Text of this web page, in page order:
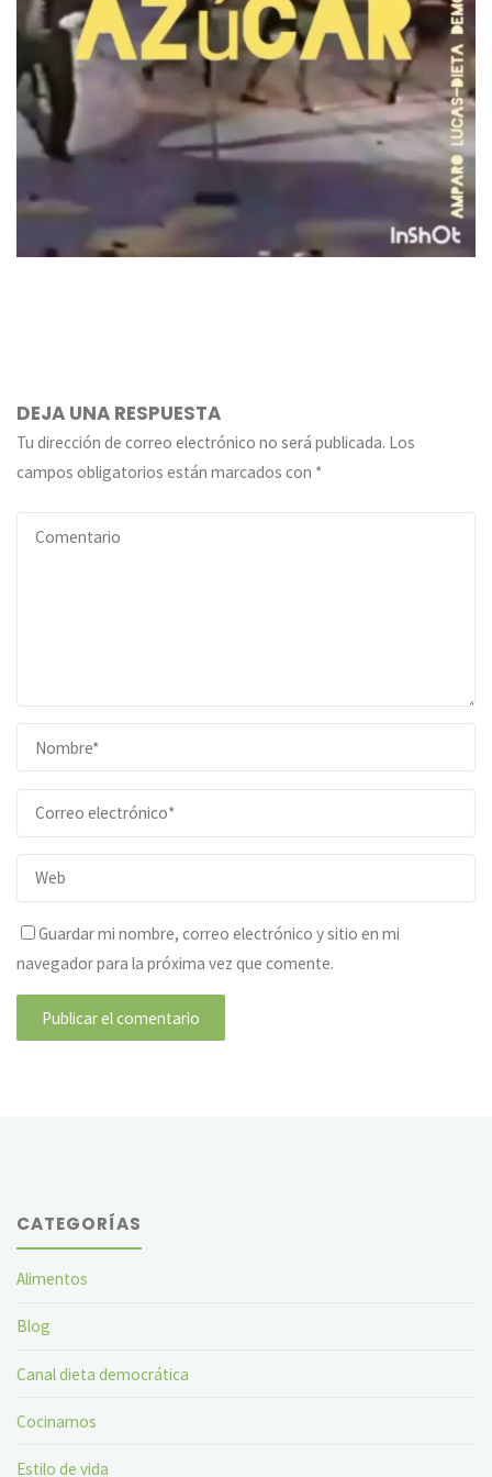
DEJA UNA RESPUESTA
Tu dirección de correo electrónico no será publicada. Los
campos obligatorios están marcados con *
Guardar mi nombre, correo electrónico y sitio en mi
navegador para la próxima vez que comente.
CATEGORÍAS
Alimentos
Blog
Canal dieta democrática
Cocinamos
Estilo de vida